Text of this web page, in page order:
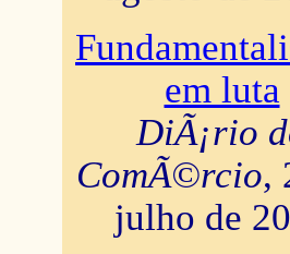
em luta
DiÃ¡rio
ComÃ©rcio,
julho de